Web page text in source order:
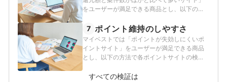
をユーザーが満足できる商品とし、以下の方
2026年1月27日時点の情報をもとに検証を行
なっています。
7 ポイント維持のしやすさ
マイベストでは「ポイントが失効しにくいポ
イントサイト」をユーザーが満足できる商品
とし、以下の方法で各ポイントサイトの検証
もとに検証を行なっています。
すべての検証は